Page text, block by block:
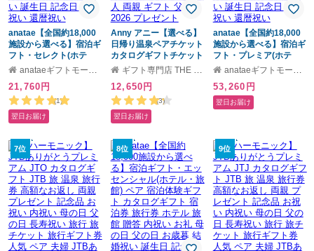
anatae【全国約18,000
施設から選べる】宿泊ギ
フト・セレクト(ホテ
ル・旅館)ペア 宿泊体験
宿泊券 旅行券 ホテル 旅
館 贈答 内祝い お礼 母の
日 父の日 お歳暮 結婚祝
い 誕生日 記念日 退職祝
anataeギフトモール店
21,760円
(1)
翌日お届け
Anny アニー【選べる】
日帰り温泉ペアチケット
カタログギフトチケット
温泉 癒し 休息 休暇 リフ
ント カップル 両親 上司
結婚祝い 記念日 誕生日
お祝い 女性 男性 上司 友
人 両親 ギフト 父の日
ギフト専門店 THE WOW
12,650円
(3)
翌日お届け
anatae【全国約18,000
施設から選べる】宿泊ギ
フト・プレミア(ホテ
ル・旅館)ペア 宿泊体験
宿泊券 旅行券 ホテル 旅
館 贈答 内祝い お礼 母の
日 父の日 お歳暮 結婚祝
anataeギフトモール店
53,260円
翌日お届け
7位 8位 9位